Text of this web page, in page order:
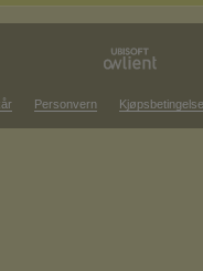
Personvern